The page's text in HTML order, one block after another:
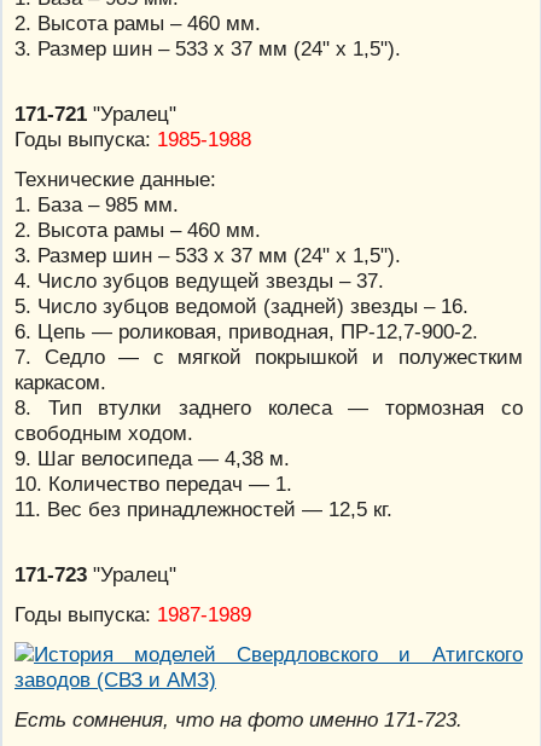
2. Высота рамы – 460 мм.
3. Размер шин – 533 х 37 мм (24" х 1,5").
171-721 "Уралец"
Годы выпуска: 1985-1988
Технические данные:
1. База – 985 мм.
2. Высота рамы – 460 мм.
3. Размер шин – 533 х 37 мм (24" х 1,5").
4. Число зубцов ведущей звезды – 37.
5. Число зубцов ведомой (задней) звезды – 16.
6. Цепь — роликовая, приводная, ПР-12,7-900-2.
7. Седло — с мягкой покрышкой и полужестким
каркасом.
8. Тип втулки заднего колеса — тормозная со
свободным ходом.
9. Шаг велосипеда — 4,38 м.
10. Количество передач — 1.
11. Вес без принадлежностей — 12,5 кг.
171-723 "Уралец"
Годы выпуска: 1987-1989
Есть сомнения, что на фото именно 171-723.